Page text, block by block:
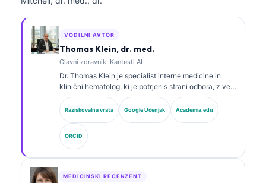
VODILNI AVTOR
Thomas Klein, dr. med.
Glavni zdravnik, Kantesti AI
Dr. Thomas Klein je specialist interne medicine in
klinični hematolog, ki je potrjen s strani odbora, z več
kot 15 leti izkušenj na področju laboratorijske
medicine in z analizo kliničnih podatkov s pomočjo
umetne inteligence. Kot glavni medicinski direktor pri
Kantesti AI zagotavlja klinični nadzor nad medicinsko
točnostjo lastniškega nevronskega omrežja. Dr. Klein
je obsežno objavljal na področju interpretacije
biomarkerjev in laboratorijske diagnostike na temo
Raziskovalna vrata Google Učenjak Academia.edu
ORCID
MEDICINSKI RECENZENT